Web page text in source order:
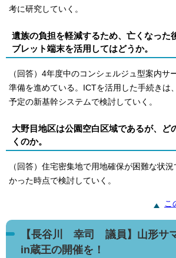
考に研究していく。
遺族の負担を軽減するため、亡くなった
ブレット端末を活用してはどうか。
（回答）4年度中のコンシェルジュ型案内サ
準備を進めている。ICTを活用した手続きは
予定の新基幹システムで検討していく。
大野目地区は公園空白区域であるが、ど
くのか。
（回答）住宅密集地で用地確保が困難な状
かった時点で検討していく。
こ
【長谷川 幸司 議員】山形サ
in蔵王の開催を！